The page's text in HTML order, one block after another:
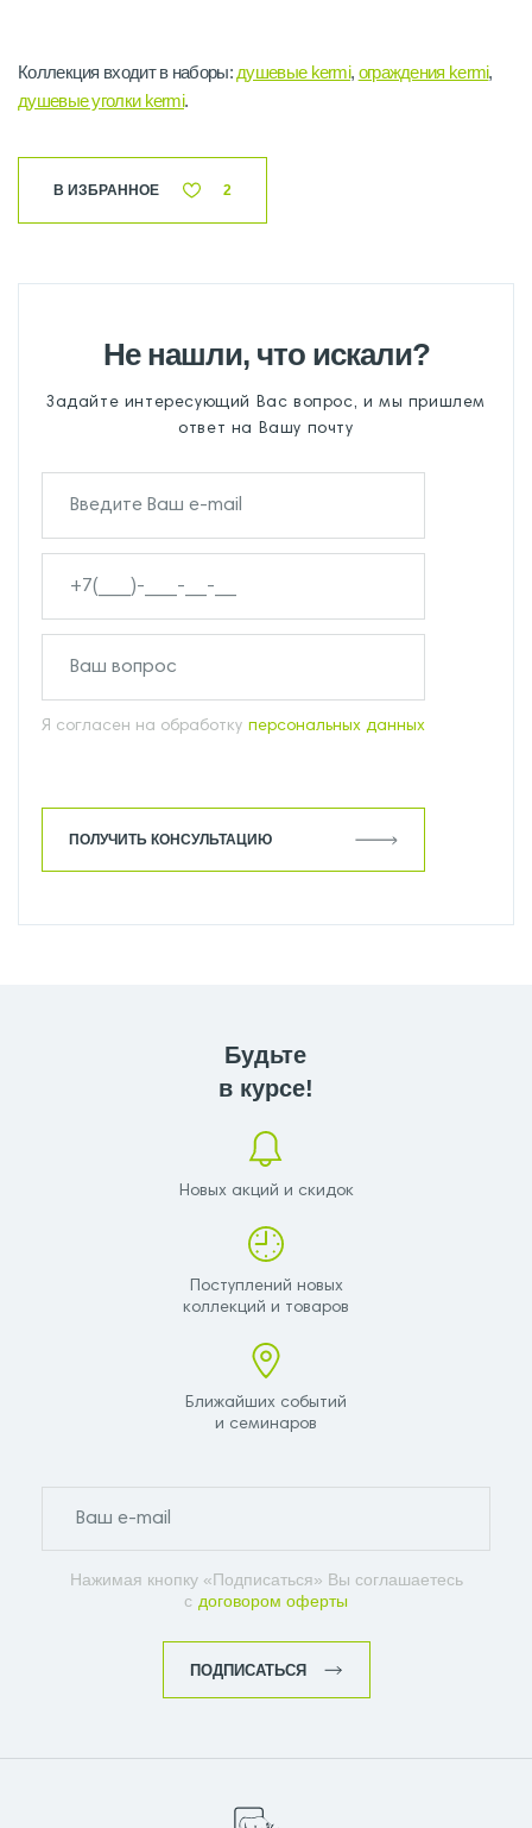
Коллекция входит в наборы: душевые kermi, ограждения kermi,
душевые уголки kermi.
В ИЗБРАННОЕ 2
Не нашли, что искали?
Задайте интересующий Вас вопрос, и мы пришлем
ответ на Вашу почту
Я согласен на обработку персональных данных
ПОЛУЧИТЬ КОНСУЛЬТАЦИЮ
Будьте
в курсе!
Новых акций и скидок
Поступлений новых
коллекций и товаров
Ближайших событий
и семинаров
Нажимая кнопку «Подписаться» Вы соглашаетесь
с договором оферты
ПОДПИСАТЬСЯ